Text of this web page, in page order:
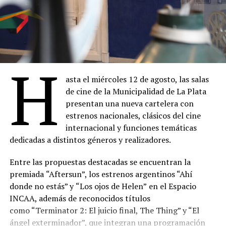
H
asta el miércoles 12 de agosto, las salas
de cine de la Municipalidad de La Plata
presentan una nueva cartelera con
estrenos nacionales, clásicos del cine
internacional y funciones temáticas
dedicadas a distintos géneros y realizadores.
Entre las propuestas destacadas se encuentran la
premiada “Aftersun”, los estrenos argentinos “Ahí
donde no estás” y “Los ojos de Helen” en el Espacio
INCAA, además de reconocidos títulos
como “Terminator 2: El juicio final, The Thing” y “El
ángel exterminador”, que integran una programación